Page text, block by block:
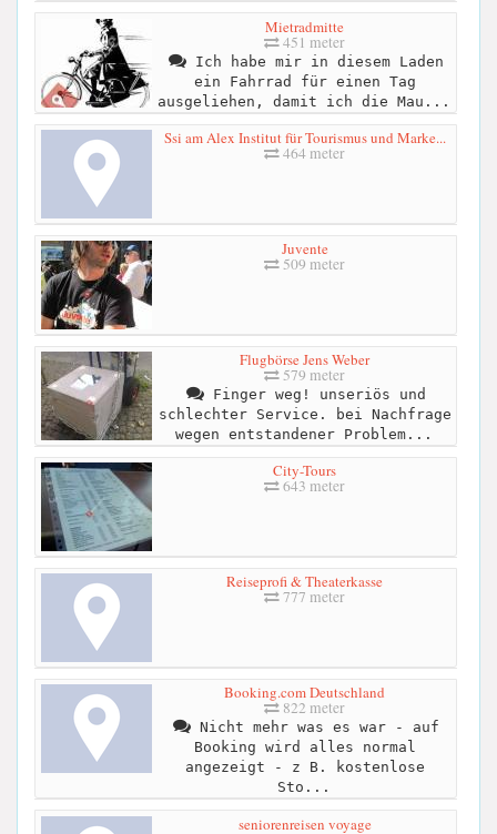
Mietradmitte
451 meter
Ich habe mir in diesem Laden
ein Fahrrad für einen Tag
ausgeliehen, damit ich die Mau...
Ssi am Alex Institut für Tourismus und Marke...
464 meter
Juvente
509 meter
Flugbörse Jens Weber
579 meter
Finger weg! unseriös und
schlechter Service. bei Nachfrage
wegen entstandener Problem...
City-Tours
643 meter
Reiseprofi & Theaterkasse
777 meter
Booking.com Deutschland
822 meter
Nicht mehr was es war - auf
Booking wird alles normal
angezeigt - z B. kostenlose
Sto...
seniorenreisen voyage